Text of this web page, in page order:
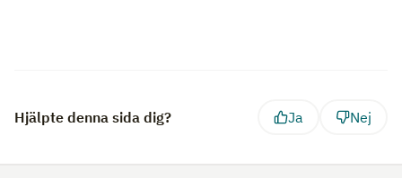
Hjälpte denna sida dig? Ja Nej